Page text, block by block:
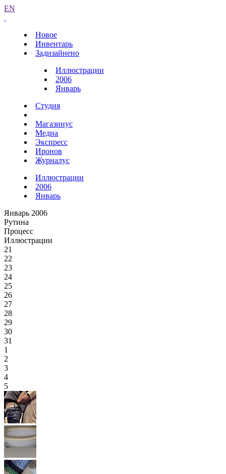
EN
Новое
Инвентарь
Задизайнено
Иллюстрации
2006
Январь
Студия
Магазинус
Медиа
Экспресс
Иронов
Журналус
Иллюстрации
2006
Январь
Январь 2006
Рутина
Процесс
Иллюстрации
21
22
23
24
25
26
27
28
29
30
31
1
2
3
4
5